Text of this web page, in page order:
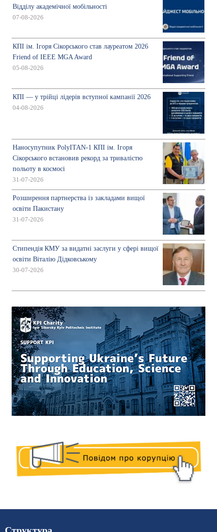
Відділу академічної мобільності
07-08-2026
КПІ ім. Ігоря Сікорського став лауреатом 2026
Friend of IEEE MGA Award
05-08-2026
КПІ — у трійці лідерів вступної кампанії 2026
04-08-2026
Наносупутник PolyITAN-1 КПІ ім. Ігоря
Сікорського встановив рекорд за тривалістю
польоту в космосі
31-07-2026
Розширення партнерства із закладами вищої
освіти Пакистану
31-07-2026
Стипендія КМУ за видатні заслуги у сфері вищої
освіти Віталію Дідковському
30-07-2026